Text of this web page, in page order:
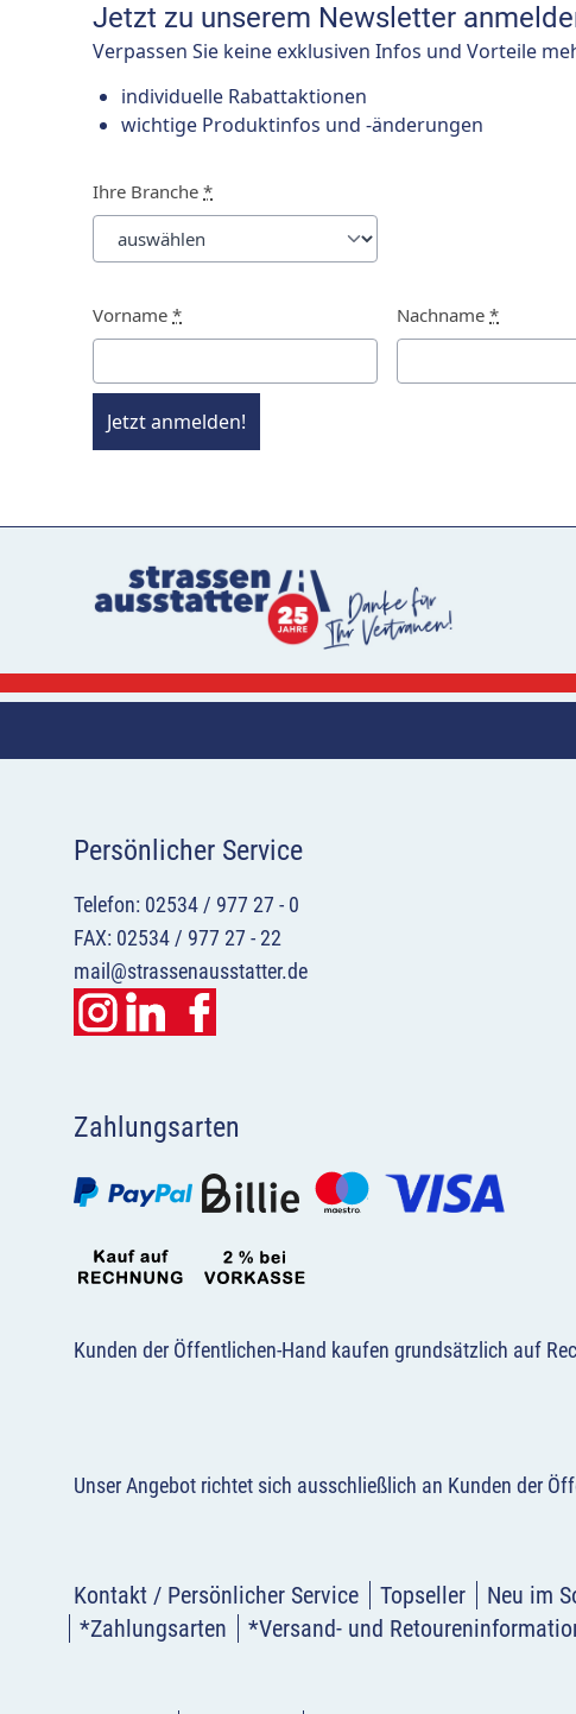
Jetzt zu unserem Newsletter
Verpassen Sie keine exklusiven Infos und Vorteile
individuelle Rabattaktionen
wichtige Produktinfos und -änderungen
Ihre Branche *
Vorname * Nachname *
Jetzt anmelden!
Persönlicher Service
Telefon: 02534 / 977 27 - 0
FAX: 02534 / 977 27 - 22
mail@strassenausstatter.de
Zahlungsarten
Kunden der Öffentlichen-Hand kaufen grundsätzlich auf
Unser Angebot richtet sich ausschließlich an Kunden der
Kontakt / Persönlicher Service Topseller Neu im
*Zahlungsarten
*Versand- und